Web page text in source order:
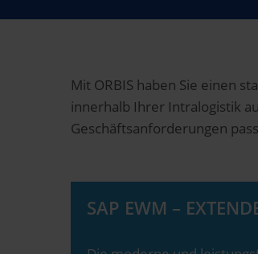
Mit ORBIS haben Sie einen
innerhalb Ihrer Intralogistik
Geschäftsanforderungen
SAP EWM –